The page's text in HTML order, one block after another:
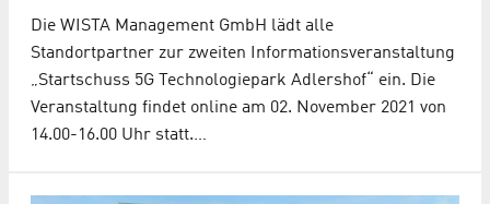
Die WISTA Management GmbH lädt alle
Standortpartner zur zweiten Informationsveranstaltung
„Startschuss 5G Technologiepark Adlershof“ ein. Die
Veranstaltung findet online am 02. November 2021 von
14.00-16.00 Uhr statt.…